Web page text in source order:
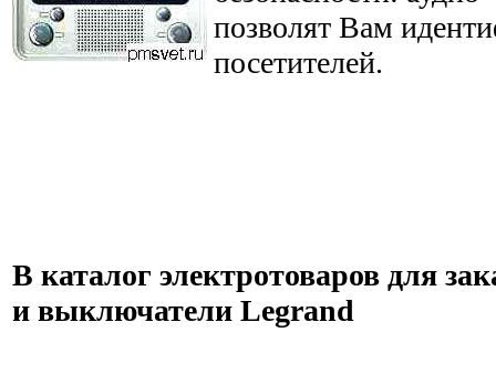
позволят Вам
посетителей.
В каталог электротоваров для
и выключатели Legrand